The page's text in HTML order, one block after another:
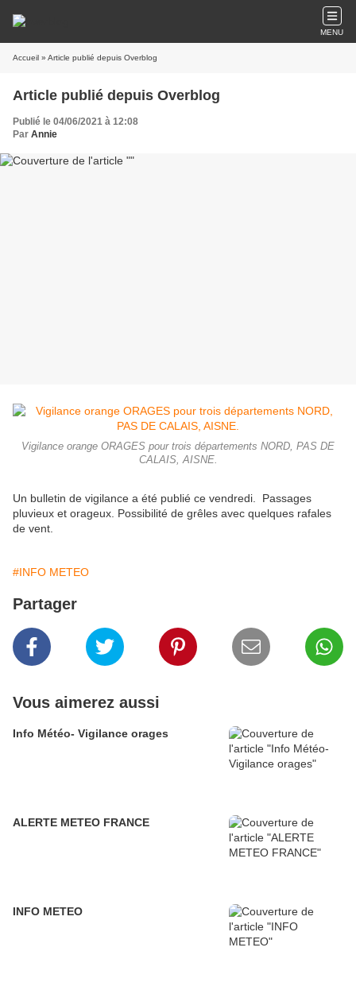
MENU
Accueil » Article publié depuis Overblog
Article publié depuis Overblog
Publié le 04/06/2021 à 12:08
Par Annie
Vigilance orange ORAGES pour trois départements NORD, PAS DE
CALAIS, AISNE.
Un bulletin de vigilance a été publié ce vendredi. Passages
pluvieux et orageux. Possibilité de grêles avec quelques rafales
de vent.
#INFO METEO
Partager
Vous aimerez aussi
Info Météo- Vigilance orages
ALERTE METEO FRANCE
INFO METEO